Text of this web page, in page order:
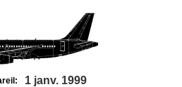
1 janv. 1999